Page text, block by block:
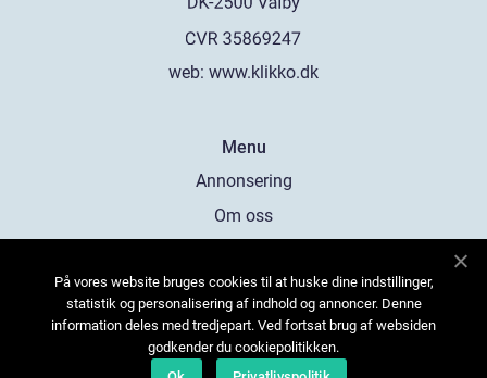
web: www.klikko.dk
Menu
Annonsering
Om oss
Kontakta oss
Sitemap
På vores website bruges cookies til at huske dine indstillinger,
statistik og personalisering af indhold og annoncer. Denne
information deles med tredjepart. Ved fortsat brug af websiden
godkender du cookiepolitikken.